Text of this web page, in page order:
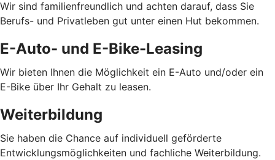
Wir sind familienfreundlich und achten darauf, dass Sie
Berufs- und Privatleben gut unter einen Hut bekommen.
E-Auto- und E-Bike-Leasing
Wir bieten Ihnen die Möglichkeit ein E-Auto und/oder ein
E-Bike über Ihr Gehalt zu leasen.
Weiterbildung
Sie haben die Chance auf individuell geförderte
Entwicklungsmöglichkeiten und fachliche Weiterbildung.